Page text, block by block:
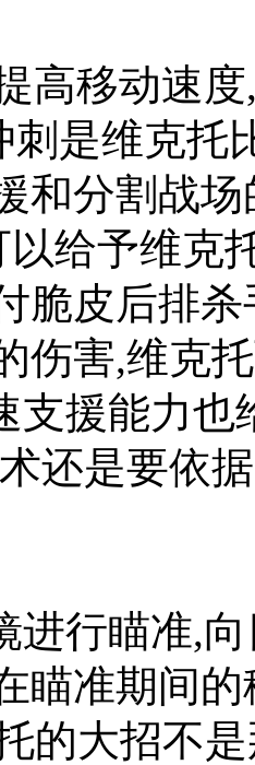
高移动速
刺是维克托
和分割战
给予维克
脆皮后排
伤害,维克
支援能力
还是要依
进行瞄准,
瞄准期间
的大招不